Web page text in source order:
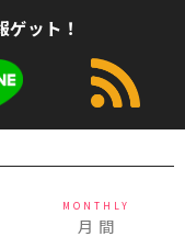
ット！
MONTHLY
月 間